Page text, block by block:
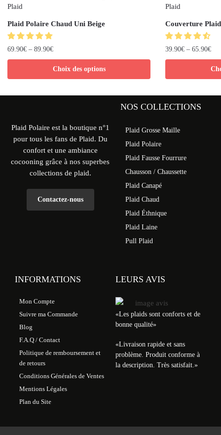
Plaid Polaire Chaud Uni Beige
69.90€ – 89.90€
Choix des options
Couverture
39.90€ – 65.90€
Plaid Polaire est la boutique n°1
pour tous les fans de Plaid. Du
confort et une ambiance
cocooning grâce à nos superbes
collections de plaid.
Contactez-nous
NOS COLLECTIONS
Plaid Grosse Maille
Plaid Polaire
Plaid Fausse Fourrure
Chausson / Chaussette
Plaid Canapé
Plaid Chaud
Plaid Éthnique
Plaid Laine
Pull Plaid
INFORMATIONS
Mon Compte
Suivre ma Commande
Blog
F.A.Q / Contact
Politique de remboursement et
de retours
Conditions Générales de Ventes
Mentions Légales
Plan du Site
LEURS AVIS
«Les plaids sont conforts et de
bonne qualité»
«Livraison rapide et sans
problème. Produit conforme à
la description. Très satisfait.»